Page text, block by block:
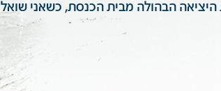
היציאה הבהולה מבית הכנסת, כשאני שואל